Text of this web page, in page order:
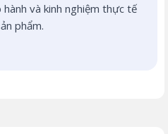
và kinh nghiệm thực tế
phẩm.